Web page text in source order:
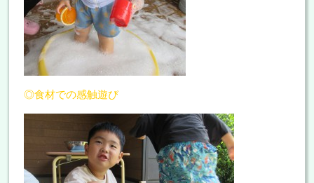
◎食材での感触遊び